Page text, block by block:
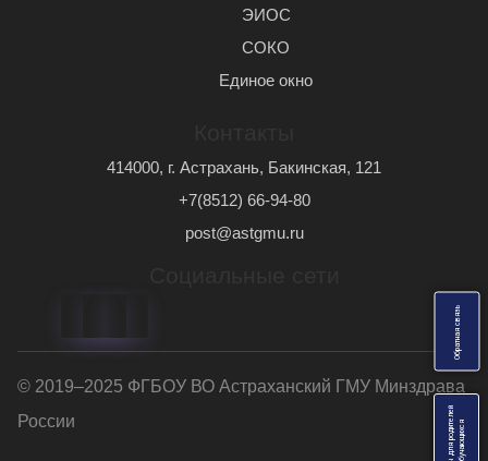
О
б
р
а
т
н
а
я
с
в
я
з
ь
Анкеты для родителейя
ЭИОС
СОКО
Единое окно
414000, г. Астрахань, Бакинская, 121
+7(8512) 66-94-80
post@astgmu.ru
© 2019–2025 ФГБОУ ВО Астраханский ГМУ Минздрава
России